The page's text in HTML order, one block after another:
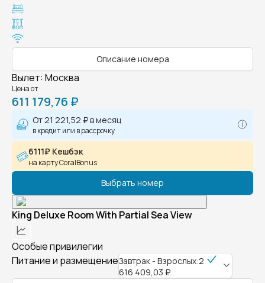
Описание номера
Вылет: Москва
Цена от
611 179,76 ₽
От 21 221,52 ₽в месяц
в кредит или в рассрочку
6111₽ Кешбэк
на карту CoralBonus
Выбрать номер
King Deluxe Room With Partial Sea View
Особые привилегии
Питание и размещениеЗавтрак - Взрослых:2
616 409,03 ₽